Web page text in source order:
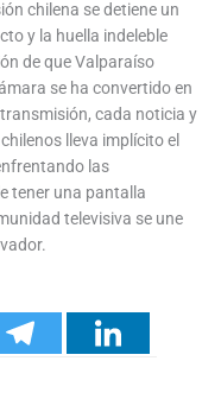
chilena se detiene un
y la huella indeleble
de que Valparaíso
se ha convertido en
cada noticia y
lleva implícito el
las
tener una pantalla
televisiva se une